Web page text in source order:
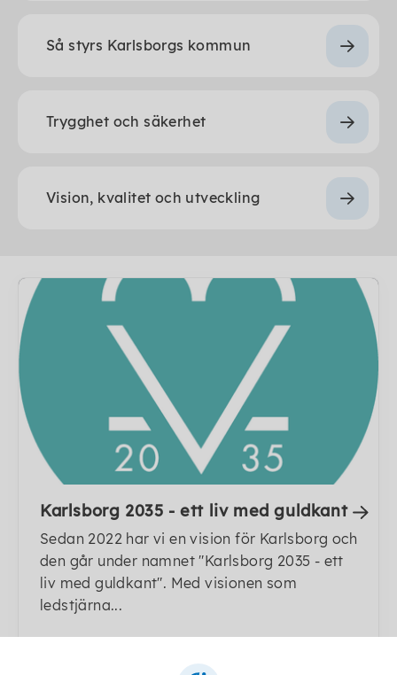
Så styrs Karlsborgs kommun
Trygghet och säkerhet
Vision, kvalitet och utveckling
Karlsborg 2035 - ett liv med guldkant
Sedan 2022 har vi en vision för Karlsborg och
den går under namnet "Karlsborg 2035 - ett
liv med guldkant". Med visionen som
ledstjärna...